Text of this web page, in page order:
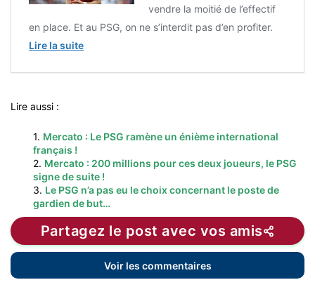
vendre la moitié de l’effectif
en place. Et au PSG, on ne s’interdit pas d’en profiter.
Lire la suite
Lire aussi :
1. Mercato : Le PSG ramène un énième international
français !
2. Mercato : 200 millions pour ces deux joueurs, le PSG
signe de suite !
3. Le PSG n’a pas eu le choix concernant le poste de
gardien de but…
Partagez le post avec vos amis
Voir les commentaires